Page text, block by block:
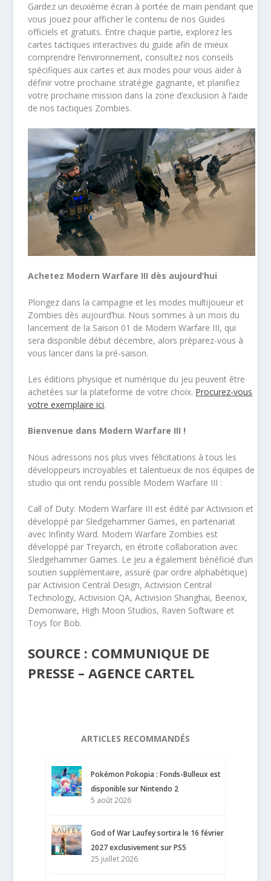
Gardez un deuxième écran à portée de main pendant que
vous jouez pour afficher le contenu de nos Guides
officiels et gratuits. Entre chaque partie, explorez les
cartes tactiques interactives du guide afin de mieux
comprendre l’environnement, consultez nos conseils
spécifiques aux cartes et aux modes pour vous aider à
définir votre prochaine stratégie gagnante, et planifiez
votre prochaine mission dans la zone d’exclusion à l’aide
de nos tactiques Zombies.
Achetez Modern Warfare III dès aujourd’hui
Plongez dans la campagne et les modes multijoueur et
Zombies dès aujourd’hui. Nous sommes à un mois du
lancement de la Saison 01 de Modern Warfare III, qui
sera disponible début décembre, alors préparez-vous à
vous lancer dans la pré-saison.
Les éditions physique et numérique du jeu peuvent être
achetées sur la plateforme de votre choix. Procurez-vous
votre exemplaire ici.
Bienvenue dans Modern Warfare III !
Nous adressons nos plus vives félicitations à tous les
développeurs incroyables et talentueux de nos équipes de
studio qui ont rendu possible Modern Warfare III :
Call of Duty: Modern Warfare III est édité par Activision et
développé par Sledgehammer Games, en partenariat
avec Infinity Ward. Modern Warfare Zombies est
développé par Treyarch, en étroite collaboration avec
Sledgehammer Games. Le jeu a également bénéficié d’un
soutien supplémentaire, assuré (par ordre alphabétique)
par Activision Central Design, Activision Central
Technology, Activision QA, Activision Shanghai, Beenox,
Demonware, High Moon Studios, Raven Software et
Toys for Bob.
SOURCE : COMMUNIQUE DE
PRESSE – AGENCE CARTEL
ARTICLES RECOMMANDÉS
Pokémon Pokopia : Fonds-Bulleux est
disponible sur Nintendo 2
5 août 2026
God of War Laufey sortira le 16 février
2027 exclusivement sur PS5
25 juillet 2026